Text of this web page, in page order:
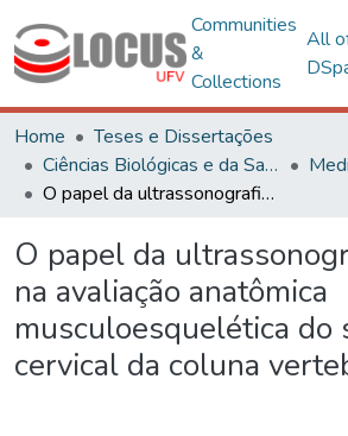
Communities
&
Collections
All
Home
Teses e Dissertações
Ciências Biológicas e da Saúde
O papel da ultrassonografia modo B na avaliação anatômica musculoesquelética do segmento cervical da coluna vertebral de cães
O papel da
na avaliação anatômica
musculoesquelética do
cervical da coluna